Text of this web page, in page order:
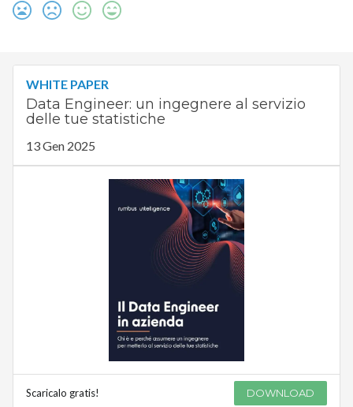
WHITE PAPER
Data Engineer: un ingegnere al servizio
delle tue statistiche
13 Gen 2025
Scaricalo gratis! DOWNLOAD